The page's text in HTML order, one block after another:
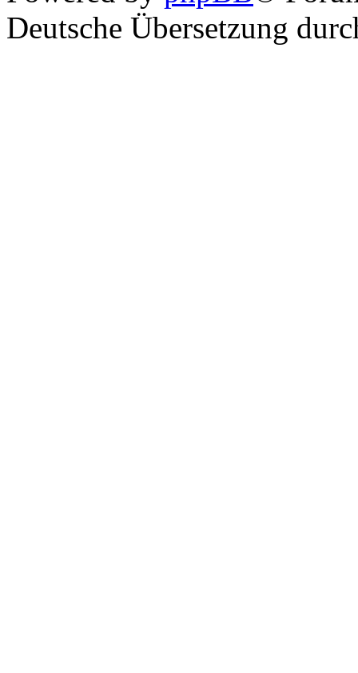
Deutsche Übersetzung